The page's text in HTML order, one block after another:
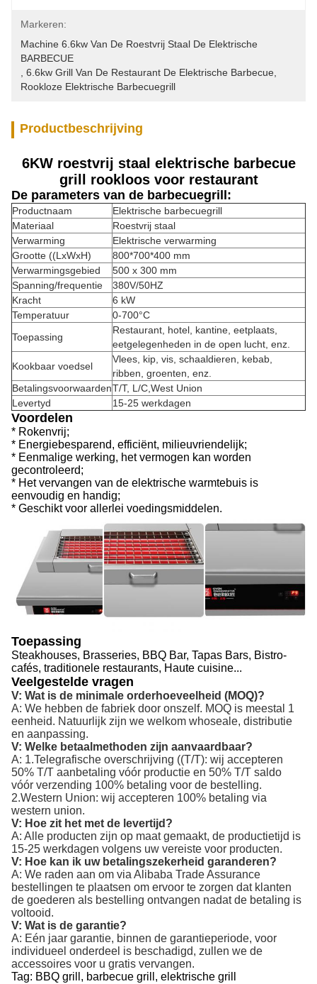
Markeren:
Machine 6.6kw Van De Roestvrij Staal De Elektrische
BARBECUE
6.6kw Grill Van De Restaurant De Elektrische Barbecue
Rookloze Elektrische Barbecuegrill
Productbeschrijving
6KW roestvrij staal elektrische barbecue
grill rookloos voor restaurant
De parameters van de barbecuegrill:
Productnaam
Elektrische barbecuegrill
Materiaal
Roestvrij staal
Verwarming
Elektrische verwarming
Grootte ((LxWxH)
800*700*400 mm
Verwarmingsgebied
500 x 300 mm
Spanning/frequentie
380V/50HZ
Kracht
6 kW
Temperatuur
0-700°C
Toepassing
Restaurant, hotel, kantine, eetplaats,
eetgelegenheden in de open lucht, enz.
Kookbaar voedsel
Vlees, kip, vis, schaaldieren, kebab,
ribben, groenten, enz.
BetalingsvoorwaardenT/T, L/C, West Union
Levertyd
15-25 werkdagen
Voordelen
* Rokenvrij;
* Energiebesparend, efficiënt, milieuvriendelijk;
* Eenmalige werking, het vermogen kan worden
gecontroleerd;
* Het vervangen van de elektrische warmtebuis is
eenvoudig en handig;
* Geschikt voor allerlei voedingsmiddelen.
Toepassing
Steakhouses, Brasseries, BBQ Bar, Tapas Bars, Bistro-
cafés, traditionele restaurants, Haute cuisine...
Veelgestelde vragen
V: Wat is de minimale orderhoeveelheid (MOQ)?
A: We hebben de fabriek door onszelf. MOQ is meestal 1
eenheid. Natuurlijk zijn we welkom whoseale, distributie
en aanpassing.
V: Welke betaalmethoden zijn aanvaardbaar?
A: 1.Telegrafische overschrijving ((T/T): wij accepteren
50% T/T aanbetaling vóór productie en 50% T/T saldo
vóór verzending 100% betaling voor de bestelling.
2.Western Union: wij accepteren 100% betaling via
western union.
V: Hoe zit het met de levertijd?
A: Alle producten zijn op maat gemaakt, de productietijd is
15-25 werkdagen volgens uw vereiste voor producten.
V: Hoe kan ik uw betalingszekerheid garanderen?
A: We raden aan om via Alibaba Trade Assurance
bestellingen te plaatsen om ervoor te zorgen dat klanten
de goederen als bestelling ontvangen nadat de betaling is
voltooid.
V: Wat is de garantie?
A: Eén jaar garantie, binnen de garantieperiode, voor
individueel onderdeel is beschadigd, zullen we de
accessoires voor u gratis vervangen.
Tag: BBQ grill, barbecue grill, elektrische grill